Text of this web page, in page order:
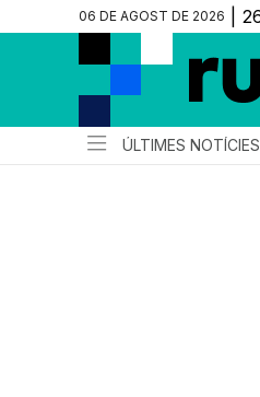
06 DE AGOST DE 2026
ÚLTIMES NOTÍCIES